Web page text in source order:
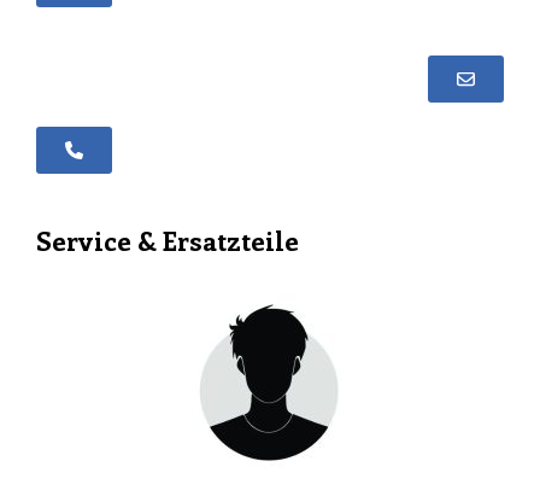
Service & Ersatzteile